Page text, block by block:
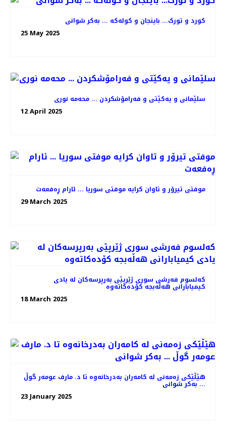
کورد و تورک... باینجان و کولەکە ... بەکر شوانی
25 May 2025
سلێمانی و یەکێتی و فەرامۆشکردن ... محەمە نوری
12 April 2025
موفتی تیرۆر و تاوان کرایە موفتی سوریا ... ئارام ڕەفعەت
29 March 2025
کەلسوم فەرشی سوری ژێرپێی بەرپرسەکان لە یادی
کیمیابارانی هەڵەبجە کۆدەکاتەوە
18 March 2025
هێڵێکی زەمەنی لە کامەران بەدرخانەوە تا د. مارف عومەر گوڵ
... بەکر شوانی
23 January 2025